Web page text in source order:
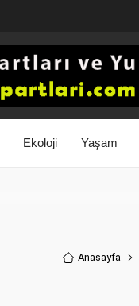
Ekoloji Yaşam
Anasayfa